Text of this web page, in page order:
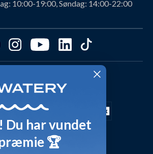
fra Watery
Størrelsesguides
& præferencer
Video studio
outfits fra kunder
Inspirationsunivers
Giv et gavekort
aftaler
Affiliate program
Fordele hos Watery
Kundeanmeldelser
- Mest stillede spørgsmål
Presse
- Guides fra eksperter (Blog)
10:00-19:00, Søndag: 14:00-22:00
til-dag levering med
betaling med
Du har vundet
🏆